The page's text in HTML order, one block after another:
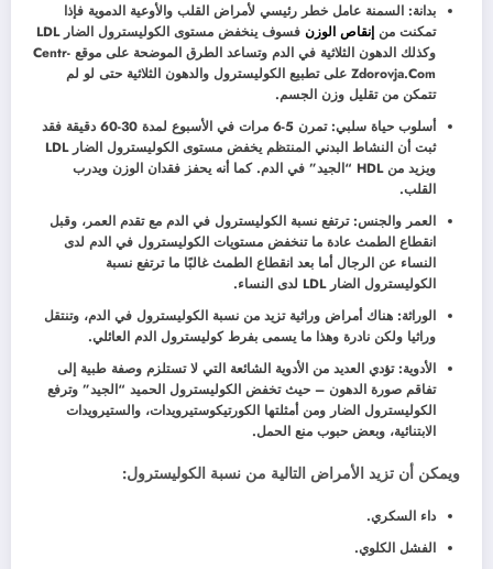
بدانة: السمنة عامل خطر رئيسي لأمراض القلب والأوعية الدموية فإذا
تمكنت من إنقاص الوزن
فسوف ينخفض ​​مستوى الكوليسترول الضار LDL
وكذلك الدهون الثلاثية في الدم وتساعد الطرق الموضحة على موقع Centr-
Zdorovja.Com على تطبيع الكوليسترول والدهون الثلاثية حتى لو لم
تتمكن من تقليل وزن الجسم.
أسلوب حياة سلبي: تمرن 5-6 مرات في الأسبوع لمدة 30-60 دقيقة فقد
ثبت أن النشاط البدني المنتظم يخفض مستوى الكوليسترول الضار LDL
ويزيد من HDL “الجيد” في الدم. كما أنه يحفز فقدان الوزن ويدرب
القلب.
العمر والجنس: ترتفع نسبة الكوليسترول في الدم مع تقدم العمر، وقبل
انقطاع الطمث عادة ما تنخفض مستويات الكوليسترول في الدم لدى
النساء عن الرجال أما بعد انقطاع الطمث غالبًا ما ترتفع نسبة
الكوليسترول الضار LDL لدى النساء.
الوراثة: هناك أمراض وراثية تزيد من نسبة الكوليسترول في الدم، وتنتقل
وراثيا ولكن نادرة وهذا ما يسمى بفرط كوليسترول الدم العائلي.
الأدوية: تؤدي العديد من الأدوية الشائعة التي لا تستلزم وصفة طبية إلى
تفاقم صورة الدهون – حيث تخفض الكوليسترول الحميد “الجيد” وترفع
الكوليسترول الضار ومن أمثلتها الكورتيكوستيرويدات، والستيرويدات
الابتنائية، وبعض حبوب منع الحمل.
ويمكن أن تزيد الأمراض التالية من نسبة الكوليسترول:
داء السكري.
الفشل الكلوي.